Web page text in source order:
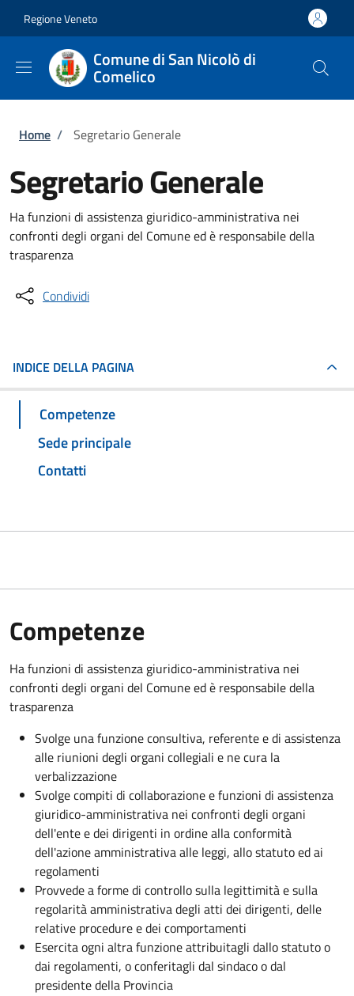
Regione Veneto
Comune di San Nicolò di
Comelico
Briciole di pane
Home / Segretario Generale
Segretario Generale
Ha funzioni di assistenza giuridico-amministrativa nei
confronti degli organi del Comune ed è responsabile della
trasparenza
Condividi
INDICE DELLA PAGINA
Competenze
Sede principale
Contatti
Competenze
Ha funzioni di assistenza giuridico-amministrativa nei
confronti degli organi del Comune ed è responsabile della
trasparenza
Svolge una funzione consultiva, referente e di assistenza
alle riunioni degli organi collegiali e ne cura la
verbalizzazione
Svolge compiti di collaborazione e funzioni di assistenza
giuridico-amministrativa nei confronti degli organi
dell'ente e dei dirigenti in ordine alla conformità
dell'azione amministrativa alle leggi, allo statuto ed ai
regolamenti
Provvede a forme di controllo sulla legittimità e sulla
regolarità amministrativa degli atti dei dirigenti, delle
relative procedure e dei comportamenti
Esercita ogni altra funzione attribuitagli dallo statuto o
dai regolamenti, o conferitagli dal sindaco o dal
presidente della Provincia